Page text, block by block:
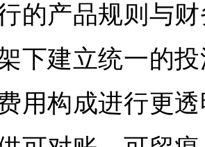
的产品规则与
下建立统一的
用构成进行更